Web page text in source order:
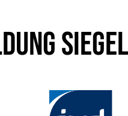
Siegel